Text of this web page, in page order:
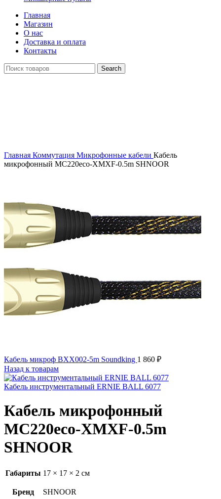
Главная
Магазин
О нас
Доставка и оплата
Контакты
Search
Главная Коммутация Микрофонные кабели Кабель
микрофонный MC220eco-XMXF-0.5m SHNOOR
Кабель микроф BXX002-5m Soundking 1 860 ₽
Назад к товарам
Кабель инструментальный ERNIE BALL 6077
Кабель микрофонный
MC220eco-XMXF-0.5m
SHNOOR
Габариты 17 × 17 × 2 см
Бренд SHNOOR